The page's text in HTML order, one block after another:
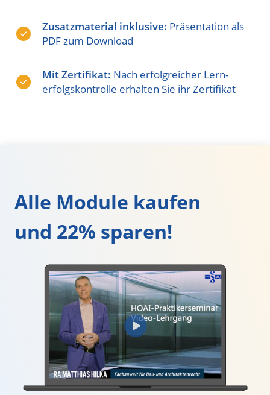
Zusatzmaterial inklusive: Präsentation als
PDF zum Download
Mit Zertifikat: Nach erfolgreicher Lern-
erfolgskontrolle erhalten Sie ihr Zertifikat
Alle Module kaufen
und 22% sparen!